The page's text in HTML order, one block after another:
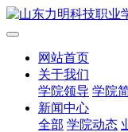
网站首页
关于我们
学院领导 学院
新闻中心
全部 学院动态